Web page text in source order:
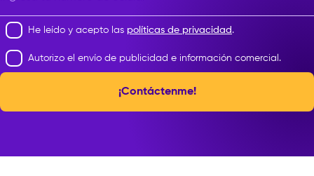
He leído y acepto las políticas de privacidad .
Autorizo el envío de publicidad e información comercial.
¡Contáctenme!